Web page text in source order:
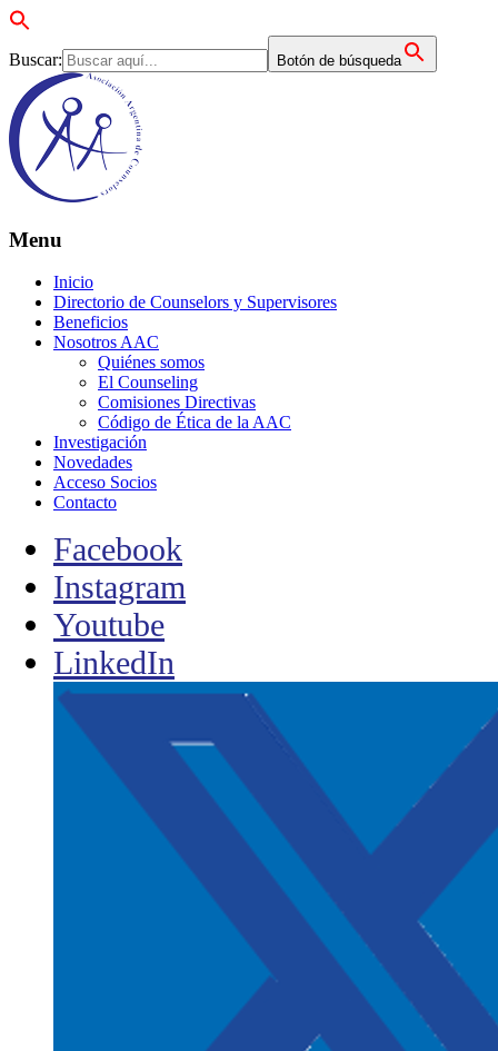
Buscar: Botón de búsqueda
Menu
Inicio
Directorio de Counselors y Supervisores
Beneficios
Nosotros AAC
Quiénes somos
El Counseling
Comisiones Directivas
Código de Ética de la AAC
Investigación
Novedades
Acceso Socios
Contacto
Facebook
Instagram
Youtube
LinkedIn